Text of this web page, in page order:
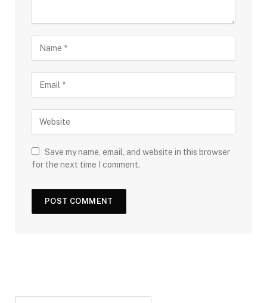
Save my name, email, and website in this browser
for the next time I comment.